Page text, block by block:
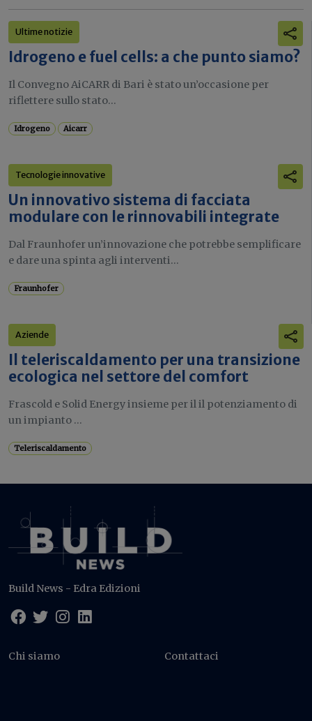
Ultime notizie
Idrogeno e fuel cells: a che punto siamo?
Il Convegno AiCARR di Bari è stato un’occasione per
riflettere sullo stato...
Idrogeno Aicarr
Tecnologie innovative
Un innovativo sistema di facciata
modulare con le rinnovabili integrate
Dal Fraunhofer un’innovazione che potrebbe semplificare
e dare una spinta agli interventi...
Fraunhofer
Aziende
Il teleriscaldamento per una transizione
ecologica nel settore del comfort
Frascold e Solid Energy insieme per il il potenziamento di
un impianto ...
Teleriscaldamento
Build News - Edra Edizioni
Chi siamo Contattaci